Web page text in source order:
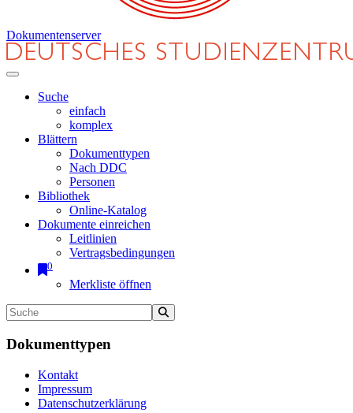
Dokumentenserver
Suche
einfach
komplex
Blättern
Dokumenttypen
Nach DDC
Personen
Bibliothek
Online-Katalog
Dokumente einreichen
Leitlinien
Vertragsbedingungen
0
Merkliste öffnen
Dokumenttypen
Kontakt
Impressum
Datenschutzerklärung